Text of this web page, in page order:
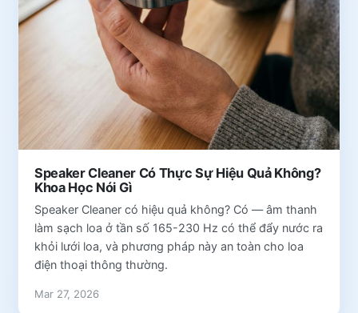
Speaker Cleaner Có Thực Sự Hiệu Quả Không?
Khoa Học Nói Gì
Speaker Cleaner có hiệu quả không? Có — âm thanh
làm sạch loa ở tần số 165-230 Hz có thể đẩy nước ra
khỏi lưới loa, và phương pháp này an toàn cho loa
điện thoại thông thường.
Mar 27, 2026